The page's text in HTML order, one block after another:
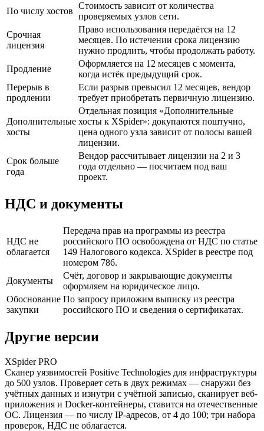
По числу хостов
Стоимость зависит от количества
проверяемых узлов сети.
Срочная
лицензия
Право использования передаётся на 12
месяцев. По истечении срока лицензию
нужно продлить, чтобы продолжать работу.
Продление
Оформляется на 12 месяцев с момента,
когда истёк предыдущий срок.
Перерыв в
продлении
Если разрыв превысил 12 месяцев, вендор
требует приобретать первичную лицензию.
Дополнительные
хосты
Отдельная позиция «Дополнительные
хосты к XSpider»: докупаются поштучно,
цена одного узла зависит от полосы вашей
лицензии.
Срок больше
года
Вендор рассчитывает лицензии на 2 и 3
года отдельно — посчитаем под ваш
проект.
НДС и документы
НДС не
облагается
Передача прав на программы из реестра
российского ПО освобождена от НДС по статье
149 Налогового кодекса. XSpider в реестре под
номером 786.
Документы
Счёт, договор и закрывающие документы
оформляем на юридическое лицо.
Обоснование
закупки
По запросу приложим выписку из реестра
российского ПО и сведения о сертификатах.
Другие версии
XSpider PRO
Сканер уязвимостей Positive Technologies для инфраструктуры
до 500 узлов. Проверяет сеть в двух режимах — снаружи без
учётных данных и изнутри с учётной записью, сканирует веб-
приложения и Docker-контейнеры, ставится на отечественные
ОС. Лицензия — по числу IP-адресов, от 4 до 100; три набора
проверок, НДС не облагается.